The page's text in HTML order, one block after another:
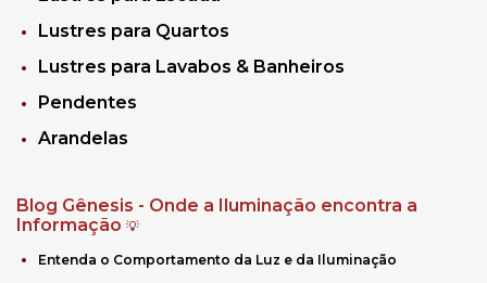
Lustres para Quartos
Lustres para Lavabos & Banheiros
Pendentes
Arandelas
Blog Gênesis - Onde a Iluminação encontra a
Informação 💡
Entenda o Comportamento da Luz e da Iluminação